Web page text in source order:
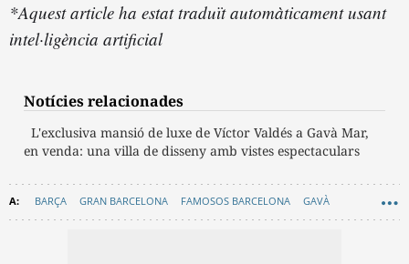
*Aquest article ha estat traduït automàticament usant
intel·ligència artificial
Notícies relacionades
L'exclusiva mansió de luxe de Víctor Valdés a Gavà Mar,
en venda: una villa de disseny amb vistes espectaculars
BARÇA GRAN BARCELONA FAMOSOS BARCELONA GAVÀ